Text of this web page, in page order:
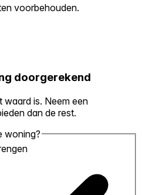
voorbehouden.
doorgerekend
is. Neem een
dan de rest.
woning?